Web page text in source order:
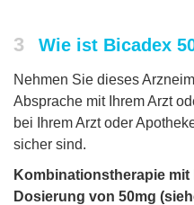
3 Wie ist Bicadex
Nehmen Sie dieses
Absprache mit Ihrem Arzt
bei Ihrem Arzt oder
sicher sind.
Kombinationstherapie
Dosierung von 50mg